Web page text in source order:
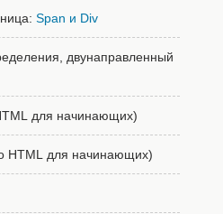
Span и Div
двунаправленный
для начинающих)
HTML для начинающих)